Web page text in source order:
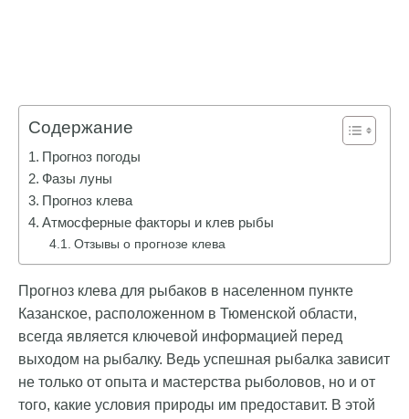
Содержание
Прогноз погоды
Фазы луны
Прогноз клева
Атмосферные факторы и клев рыбы
Отзывы о прогнозе клева
Прогноз клева для рыбаков в населенном пункте
Казанское, расположенном в Тюменской области,
всегда является ключевой информацией перед
выходом на рыбалку. Ведь успешная рыбалка зависит
не только от опыта и мастерства рыболовов, но и от
того, какие условия природы им предоставит. В этой